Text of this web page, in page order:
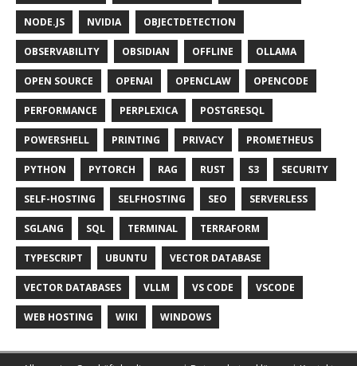
NODE.JS NVIDIA OBJECTDETECTION
OBSERVABILITY OBSIDIAN OFFLINE OLLAMA
OPEN SOURCE OPENAI OPENCLAW OPENCODE
PERFORMANCE PERPLEXICA POSTGRESQL
POWERSHELL PRINTING PRIVACY PROMETHEUS
PYTHON PYTORCH RAG RUST S3 SECURITY
SELF-HOSTING SELFHOSTING SEO SERVERLESS
SGLANG SQL TERMINAL TERRAFORM
TYPESCRIPT UBUNTU VECTOR DATABASE
VECTOR DATABASES VLLM VS CODE VSCODE
WEB HOSTING WIKI WINDOWS